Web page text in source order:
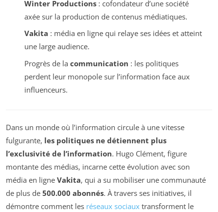
Winter Productions: cofondateur d’une société
axée sur la production de contenus médiatiques.
Vakita : média en ligne qui relaye ses idées et atteint
une large audience.
Progrès de la communication : les politiques
perdent leur monopole sur l’information face aux
influenceurs.
Dans un monde où l’information circule à une vitesse
fulgurante, les politiques ne détiennent plus
l’exclusivité de l’information. Hugo Clément, figure
montante des médias, incarne cette évolution avec son
média en ligne Vakita, qui a su mobiliser une communauté
de plus de 500.000 abonnés. À travers ses initiatives, il
démontre comment les réseaux sociaux transforment le